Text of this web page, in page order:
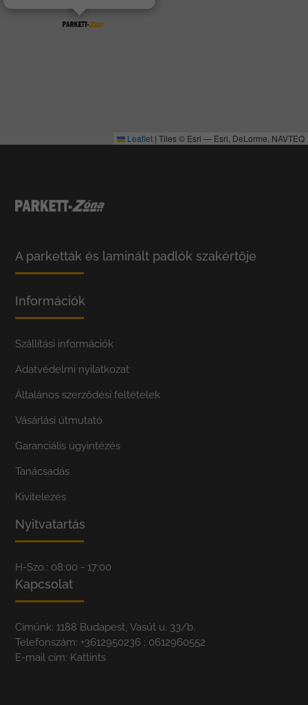
Leaflet | Tiles © Esri — Esri, DeLorme, NAVTEQ
A parketták és laminált padlók szakértője
Információk
Szállítási információk
Adatvédelmi nyilatkozat
Általános szerződési feltételek
Vásárlási útmutató
Garanciális ügyintézés
Tanácsadás
Kivitelezés
Nyitvatartás
H-Szo.: 08:00 - 17:00
Kapcsolat
Címünk: 1188 Budapest, Vasút u. 33/b.
Telefonszám: +3612950236 ; 0612960552
E-mail cím: Kattints